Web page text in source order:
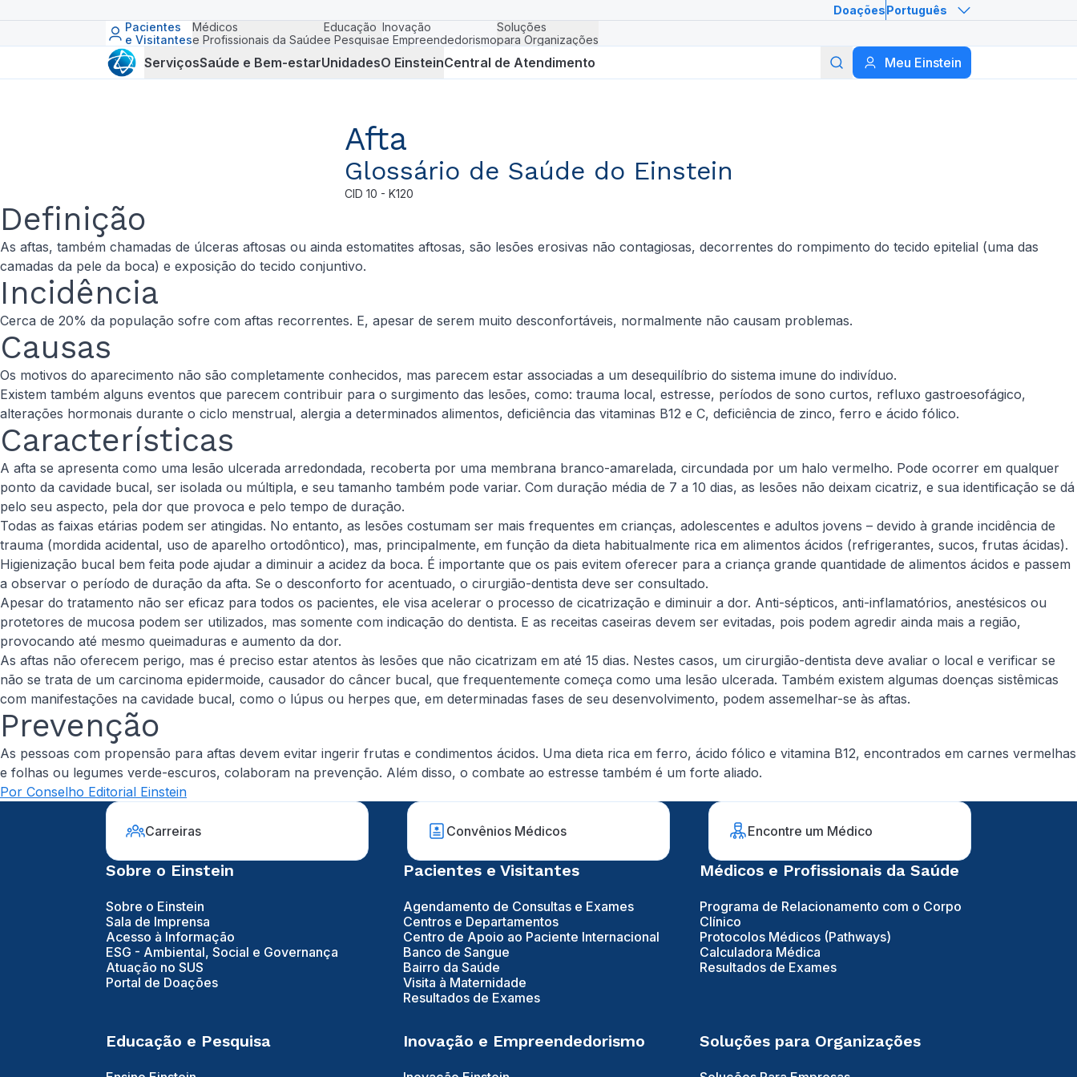
DoaçõesPortuguês
Pacientes
e Visitantes
Médicos
e Profissionais da Saúde
Educação
e Pesquisa
Inovação
e Empreendedorismo
Soluções
para Organizações
ServiçosSaúde e Bem-estarUnidadesO EinsteinCentral de Atendimento Meu Einstein
Buscar
Afta
Glossário de Saúde do Einstein
CID 10 - K120
Definição
As aftas, também chamadas de úlceras aftosas ou ainda estomatites aftosas, são lesões erosivas não contagiosas, decorrentes do rompimento do tecido epitelial (uma das
camadas da pele da boca) e exposição do tecido conjuntivo.
Incidência
Cerca de 20% da população sofre com aftas recorrentes. E, apesar de serem muito desconfortáveis, normalmente não causam problemas.
Causas
Os motivos do aparecimento não são completamente conhecidos, mas parecem estar associadas a um desequilíbrio do sistema imune do indivíduo.
Existem também alguns eventos que parecem contribuir para o surgimento das lesões, como: trauma local, estresse, períodos de sono curtos, refluxo gastroesofágico,
alterações hormonais durante o ciclo menstrual, alergia a determinados alimentos, deficiência das vitaminas B12 e C, deficiência de zinco, ferro e ácido fólico.
Características
A afta se apresenta como uma lesão ulcerada arredondada, recoberta por uma membrana branco-amarelada, circundada por um halo vermelho. Pode ocorrer em qualquer
ponto da cavidade bucal, ser isolada ou múltipla, e seu tamanho também pode variar. Com duração média de 7 a 10 dias, as lesões não deixam cicatriz, e sua identificação se dá
pelo seu aspecto, pela dor que provoca e pelo tempo de duração.
Todas as faixas etárias podem ser atingidas. No entanto, as lesões costumam ser mais frequentes em crianças, adolescentes e adultos jovens – devido à grande incidência de
trauma (mordida acidental, uso de aparelho ortodôntico), mas, principalmente, em função da dieta habitualmente rica em alimentos ácidos (refrigerantes, sucos, frutas ácidas).
Higienização bucal bem feita pode ajudar a diminuir a acidez da boca. É importante que os pais evitem oferecer para a criança grande quantidade de alimentos ácidos e passem
a observar o período de duração da afta. Se o desconforto for acentuado, o cirurgião-dentista deve ser consultado.
Apesar do tratamento não ser eficaz para todos os pacientes, ele visa acelerar o processo de cicatrização e diminuir a dor. Anti-sépticos, anti-inflamatórios, anestésicos ou
protetores de mucosa podem ser utilizados, mas somente com indicação do dentista. E as receitas caseiras devem ser evitadas, pois podem agredir ainda mais a região,
provocando até mesmo queimaduras e aumento da dor.
As aftas não oferecem perigo, mas é preciso estar atentos às lesões que não cicatrizam em até 15 dias. Nestes casos, um cirurgião-dentista deve avaliar o local e verificar se
não se trata de um carcinoma epidermoide, causador do câncer bucal, que frequentemente começa como uma lesão ulcerada. Também existem algumas doenças sistêmicas
com manifestações na cavidade bucal, como o lúpus ou herpes que, em determinadas fases de seu desenvolvimento, podem assemelhar-se às aftas.
Prevenção
As pessoas com propensão para aftas devem evitar ingerir frutas e condimentos ácidos. Uma dieta rica em ferro, ácido fólico e vitamina B12, encontrados em carnes vermelhas
e folhas ou legumes verde-escuros, colaboram na prevenção. Além disso, o combate ao estresse também é um forte aliado.
Por Conselho Editorial Einstein
Carreiras Convênios Médicos Encontre um Médico
Sobre o Einstein
Sobre o Einstein
Sala de Imprensa
Acesso à Informação
ESG - Ambiental, Social e Governança
Atuação no SUS
Portal de Doações
Pacientes e Visitantes
Agendamento de Consultas e Exames
Centros e Departamentos
Centro de Apoio ao Paciente Internacional
Banco de Sangue
Bairro da Saúde
Visita à Maternidade
Resultados de Exames
Médicos e Profissionais da Saúde
Programa de Relacionamento com o Corpo
Clínico
Protocolos Médicos (Pathways)
Calculadora Médica
Resultados de Exames
Educação e Pesquisa Inovação e Empreendedorismo Soluções para Organizações